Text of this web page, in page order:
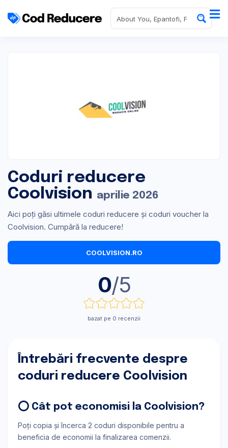
Coduri reducere
Coolvision aprilie 2026
Aici poți găsi ultimele coduri reducere și coduri voucher la
Coolvision. Cumpără la reducere!
COOLVISION.RO
0/5
bazat pe 0 recenzii
Întrebări frecvente despre
coduri reducere Coolvision
⭕ Cât pot economisi la Coolvision?
Poți copia și încerca 2 coduri disponibile pentru a
beneficia de economii la finalizarea comenzii.